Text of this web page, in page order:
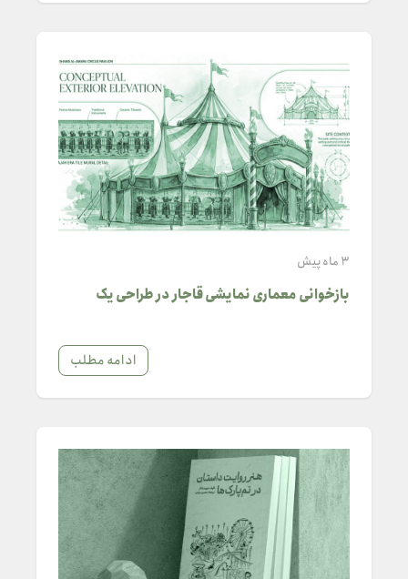
3 ماه پیش
بازخوانی معماری نمایشی قاجار در طراحی یک
ادامه مطلب